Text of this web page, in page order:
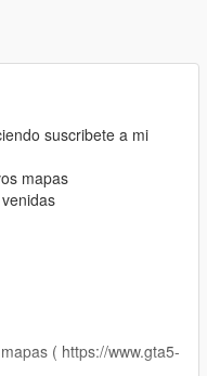
suscribete a mi
mapas
( https://www.gta5-